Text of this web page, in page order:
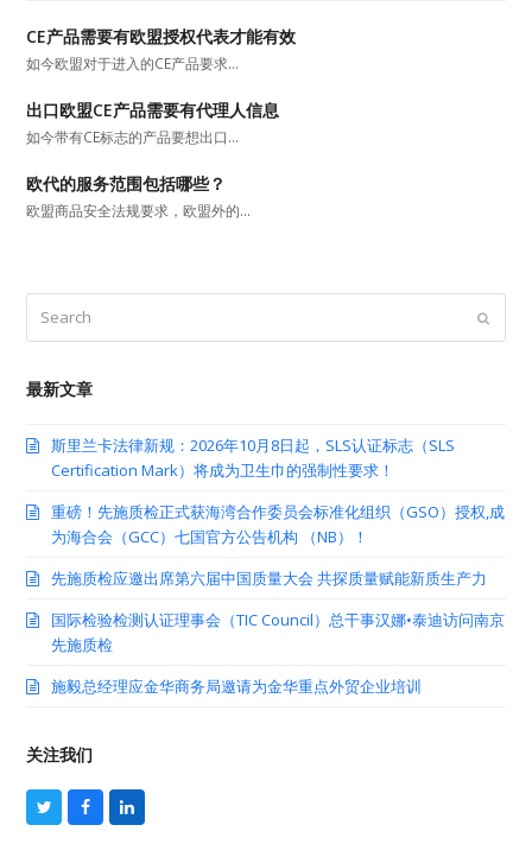
CE产品需要有欧盟授权代表才能有效
如今欧盟对于进入的CE产品要求…
出口欧盟CE产品需要有代理人信息
如今带有CE标志的产品要想出口…
欧代的服务范围包括哪些？
欧盟商品安全法规要求，欧盟外的…
最新文章
斯里兰卡法律新规：2026年10月8日起，SLS认证标志（SLS
Certification Mark）将成为卫生巾的强制性要求！
重磅！先施质检正式获海湾合作委员会标准化组织（GSO）授权,成
为海合会（GCC）七国官方公告机构 （NB）！
先施质检应邀出席第六届中国质量大会 共探质量赋能新质生产力
国际检验检测认证理事会（TIC Council）总干事汉娜•泰迪访问南京
先施质检
施毅总经理应金华商务局邀请为金华重点外贸企业培训
关注我们
T
w
F
a
L
i